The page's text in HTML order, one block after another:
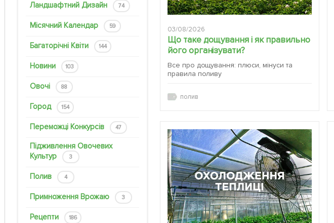
Ландшафтний Дизайн 74
Місячний Календар 59
Багаторічні Квіти 144
Новини 103
Овочі 88
Город 154
Переможці Конкурсів 47
Підживлення Овочевих
Культур
3
Полив 4
Примноження Врожаю 3
Рецепти 186
03/08/2026
Що таке дощування і як правильно
його організувати?
Все про дощування: плюси, мінуси та
правила поливу
полив